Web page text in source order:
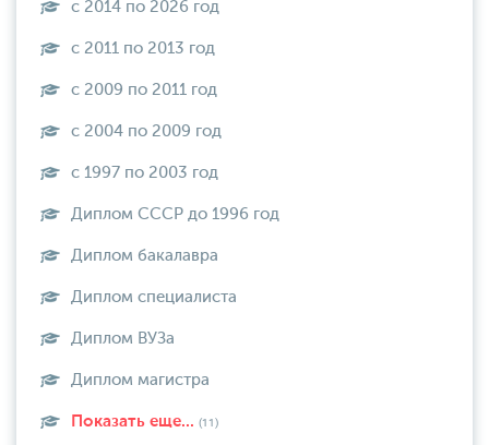
с 2014 по 2026 год
с 2011 по 2013 год
с 2009 по 2011 год
с 2004 по 2009 год
с 1997 по 2003 год
Диплом СССР до 1996 год
Диплом бакалавра
Диплом специалиста
Диплом ВУЗа
Диплом магистра
Показать еще... (11)